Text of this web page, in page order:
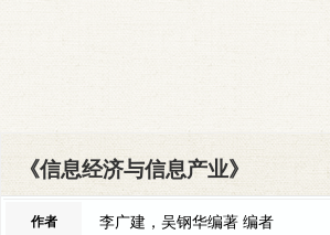
《信息经济与信息产业》
作者 李广建，吴钢华编著 编者